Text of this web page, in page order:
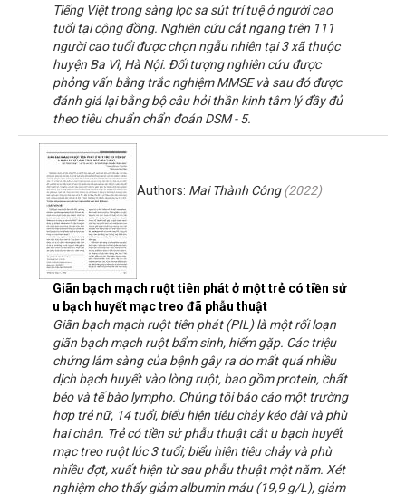
Tiếng Việt trong sàng lọc sa sút trí tuệ ở người cao
tuổi tại cộng đồng. Nghiên cứu cắt ngang trên 111
người cao tuổi được chọn ngẫu nhiên tại 3 xã thuộc
huyện Ba Vì, Hà Nội. Đối tượng nghiên cứu được
phỏng vấn bằng trắc nghiệm MMSE và sau đó được
đánh giá lại bằng bộ câu hỏi thần kinh tâm lý đầy đủ
theo tiêu chuẩn chẩn đoán DSM - 5.
Giãn bạch mạch ruột tiên phát ở một trẻ có tiền sử
u bạch huyết mạc treo đã phẫu thuật
Authors: Mai Thành Công(2022)
Giãn bạch mạch ruột tiên phát (PIL) là một rối loạn
giãn bạch mạch ruột bẩm sinh, hiếm gặp. Các triệu
chứng lâm sàng của bệnh gây ra do mất quá nhiều
dịch bạch huyết vào lòng ruột, bao gồm protein, chất
béo và tế bào lympho. Chúng tôi báo cáo một trường
hợp trẻ nữ, 14 tuổi, biểu hiện tiêu chảy kéo dài và phù
hai chân. Trẻ có tiền sử phẫu thuật cắt u bạch huyết
mạc treo ruột lúc 3 tuổi; biểu hiện tiêu chảy và phù
nhiều đợt, xuất hiện từ sau phẫu thuật một năm. Xét
nghiệm cho thấy giảm albumin máu (19,9 g/L), giảm